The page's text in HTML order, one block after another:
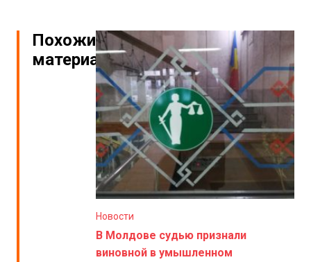
Похожие
материалы
Новости
В Молдове судью признали
виновной в умышленном